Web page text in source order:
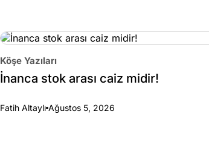
Köşe Yazıları
İnanca stok arası caiz midir!
Fatih Altaylı Ağustos 5, 2026